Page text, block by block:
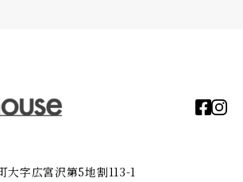
大字広宮沢第5地割113-1